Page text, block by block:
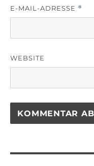
E-MAIL-ADRESSE *
WEBSITE